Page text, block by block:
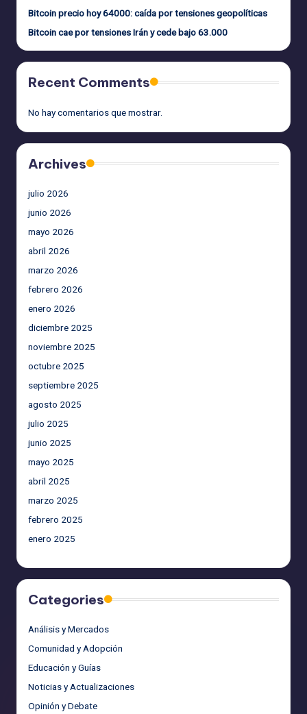
Bitcoin precio hoy 64000: caída por tensiones geopolíticas
Bitcoin cae por tensiones Irán y cede bajo 63.000
Recent Comments
No hay comentarios que mostrar.
Archives
julio 2026
junio 2026
mayo 2026
abril 2026
marzo 2026
febrero 2026
enero 2026
diciembre 2025
noviembre 2025
octubre 2025
septiembre 2025
agosto 2025
julio 2025
junio 2025
mayo 2025
abril 2025
marzo 2025
febrero 2025
enero 2025
Categories
Análisis y Mercados
Comunidad y Adopción
Educación y Guías
Noticias y Actualizaciones
Opinión y Debate